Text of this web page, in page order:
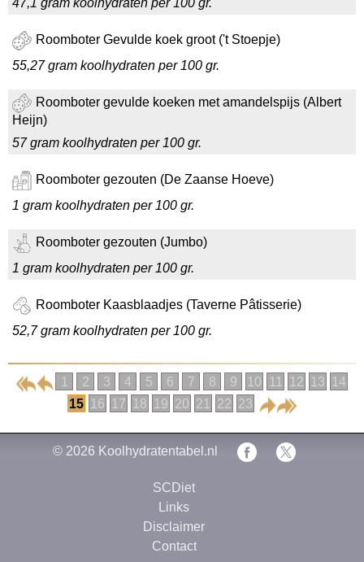
47,1 gram koolhydraten per 100 gr.
Roomboter Gevulde koek groot ('t Stoepje)
55,27 gram koolhydraten per 100 gr.
Roomboter gevulde koeken met amandelspijs (Albert
Heijn)
57 gram koolhydraten per 100 gr.
Roomboter gezouten (De Zaanse Hoeve)
1 gram koolhydraten per 100 gr.
Roomboter gezouten (Jumbo)
1 gram koolhydraten per 100 gr.
Roomboter Kaasblaadjes (Taverne Pâtisserie)
52,7 gram koolhydraten per 100 gr.
1 2 3 4 5 6 7 8 9 10 11 12 13
14
15 16 17 18 19 20 21 22 23
© 2026 Koolhydratentabel.nl
SCDiet
Links
Disclaimer
Contact